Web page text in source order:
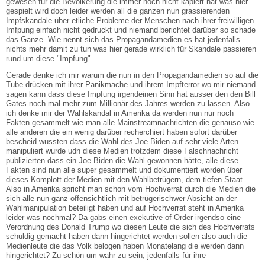
gespielt wird doch leider werden all die ganzen nun grassierenden
Impfskandale über etliche Probleme der Menschen nach ihrer freiwilligen
Imfpung einfach nicht gedruckt und niemand berichtet darüber so schade
das Ganze. Wie nennt sich das Propagandamedien es hat jedenfalls
nichts mehr damit zu tun was hier gerade wirklich für Skandale passieren
rund um diese "Impfung".
Gerade denke ich mir warum die nun in den Propagandamedien so auf die
Tube drücken mit ihrer Panikmache und ihrem Impfterror wo mir niemand
sagen kann dass diese Impfung irgendeinen Sinn hat ausser den den Bill
Gates noch mal mehr zum Millionär des Jahres werden zu lassen. Also
ich denke mir der Wahlskandal in Amerika da werden nun nur noch
Fakten gesammelt wie man alle Mainstreamnachrichten die genauso wie
alle anderen die ein wenig darüber recherchiert haben sofort darüber
bescheid wussten dass die Wahl des Joe Biden auf sehr viele Arten
manipuliert wurde udn diese Medien trotzdem diese Falschnachricht
publizierten dass ein Joe Biden die Wahl gewonnen hätte, alle diese
Fakten sind nun alle super gesammelt und dokumentiert worden über
dieses Komplott der Medien mit den Wahlbetrügern, dem tiefen Staat.
Also in Amerika spricht man schon vom Hochverrat durch die Medien die
sich alle nun ganz offensichtlich mit betrügerischwer Absicht an der
Wahlmanipulation beteiligt haben und auf Hochverrat steht in Amerika
leider was nochmal? Da gabs einen exekutive of Order irgendso eine
Verordnung des Donald Trump wo diesen Leute die sich des Hochverrats
schuldig gemacht haben dann hingerichtet werden sollen also auch die
Medienleute die das Volk belogen haben Monatelang die werden dann
hingerichtet? Zu schön um wahr zu sein, jedenfalls für ihre